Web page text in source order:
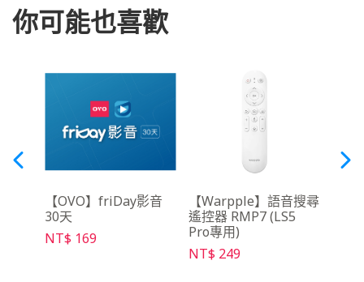
你可能也喜歡
【OVO】friDay影音
30天
NT$ 169
【Warpple】語音搜尋
遙控器 RMP7 (LS5
Pro專用)
NT$ 249